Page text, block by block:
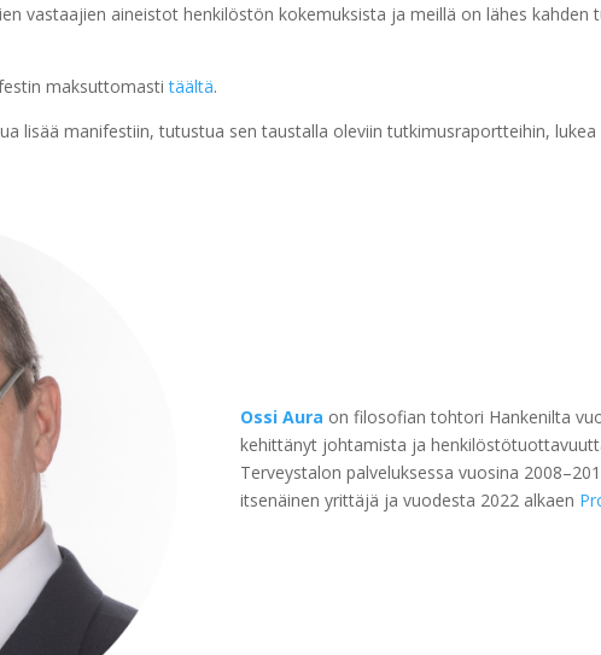
vastaajien aineistot henkilöstön kokemuksista ja meillä on lähes
maksuttomasti täältä.
lisää manifestiin, tutustua sen taustalla oleviin tutkimusraportteihin,
Ossi Aura on filosofian tohtori Hankenilta
kehittänyt johtamista ja
Terveystalon palveluksessa vuosina
itsenäinen yrittäjä ja vuodesta 2022 alkaen